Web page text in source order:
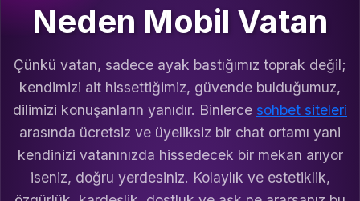
Neden Mobil Vatan
Çünkü vatan, sadece ayak bastığımız toprak değil;
kendimizi ait hissettiğimiz, güvende bulduğumuz,
dilimizi konuşanların yanıdır. Binlerce sohbet siteleri
arasında ücretsiz ve üyeliksiz bir chat ortamı yani
kendinizi vatanınızda hissedecek bir mekan arıyor
iseniz, doğru yerdesiniz. Kolaylık ve estetiklik,